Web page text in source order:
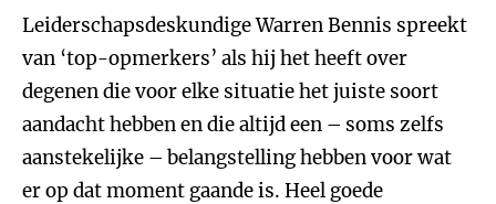
Leiderschapsdeskundige Warren Bennis spreekt
van ‘top-opmerkers’ als hij het heeft over
degenen die voor elke situatie het juiste soort
aandacht hebben en die altijd een – soms zelfs
aanstekelijke – belangstelling hebben voor wat
er op dat moment gaande is. Heel goede